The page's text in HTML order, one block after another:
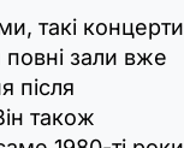
такі концерти
повні зали вже
після
також